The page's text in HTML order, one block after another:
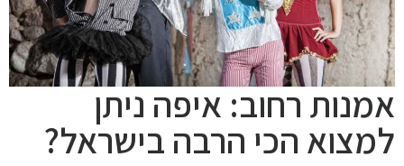
אמנות רחוב: איפה ניתן
למצוא הכי הרבה בישראל?